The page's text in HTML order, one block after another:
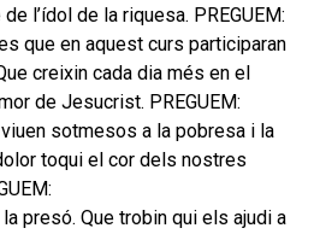
l’ídol de la riquesa. PREGUEM:
que en aquest curs participaran
creixin cada dia més en el
de Jesucrist. PREGUEM:
sotmesos a la pobresa i la
toqui el cor dels nostres
presó. Que trobin qui els ajudi a